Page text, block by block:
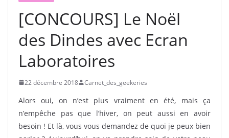
[CONCOURS] Le Noël
des Dindes avec Ecran
Laboratoires
22 décembre 2018 Carnet_des_geekeries
Alors oui, on n’est plus vraiment en été, mais ça
n’empêche pas que l’hiver, on peut aussi en avoir
besoin ! Et là, vous vous demandez de quoi je peux bien